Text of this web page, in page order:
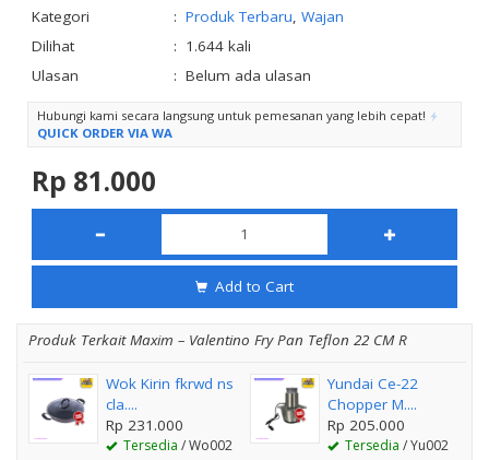
Kategori
: Produk Terbaru Wajan
Dilihat
: 1.644 kali
Ulasan
: Belum ada ulasan
Hubungi kami secara langsung untuk pemesanan yang lebih cepat!
QUICK ORDER VIA WA
Rp 81.000
Add to Cart
Produk Terkait Maxim – Valentino Fry Pan Teflon 22 CM R
Wok Kirin fkrwd ns
cla....
Rp 231.000
Tersedia / Wo002
Yundai Ce-22
Chopper M....
Rp 205.000
Tersedia / Yu002